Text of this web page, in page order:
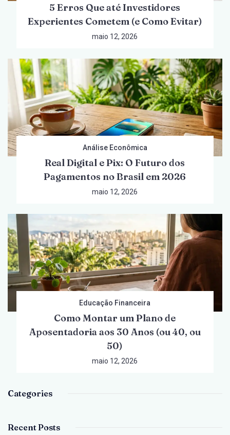
5 Erros Que até Investidores
Experientes Cometem (e Como Evitar)
maio 12, 2026
Análise Econômica
Real Digital e Pix: O Futuro dos
Pagamentos no Brasil em 2026
maio 12, 2026
Educação Financeira
Como Montar um Plano de
Aposentadoria aos 30 Anos (ou 40, ou
50)
maio 12, 2026
Categories
Recent Posts